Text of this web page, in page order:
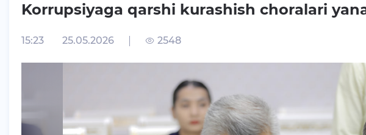
Korrupsiyaga qarshi kurashish choralari
15:23 25.05.2026 2548